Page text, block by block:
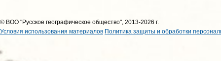
© ВОО "Русское географическое общество", 2013-2026 г.
Условия использования материалов Политика защиты и обработки